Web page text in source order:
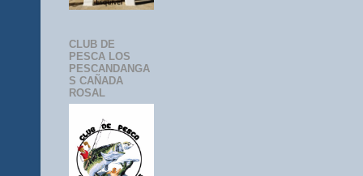
CLUB DE
PESCA LOS
PESCANDANGA
S CAÑADA
ROSAL